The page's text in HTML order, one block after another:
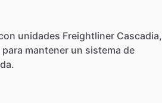
unidades Freightliner Cascadia,
para mantener un sistema de